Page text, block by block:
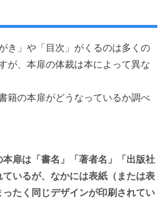
き」や「目次」がくるのは多くの
が、本扉の体裁は本によって異な
籍の本扉がどうなっているか調べ
本扉は「書名」「著者名」「出版社
いるが、なかには表紙（または表
たく同じデザインが印刷されてい